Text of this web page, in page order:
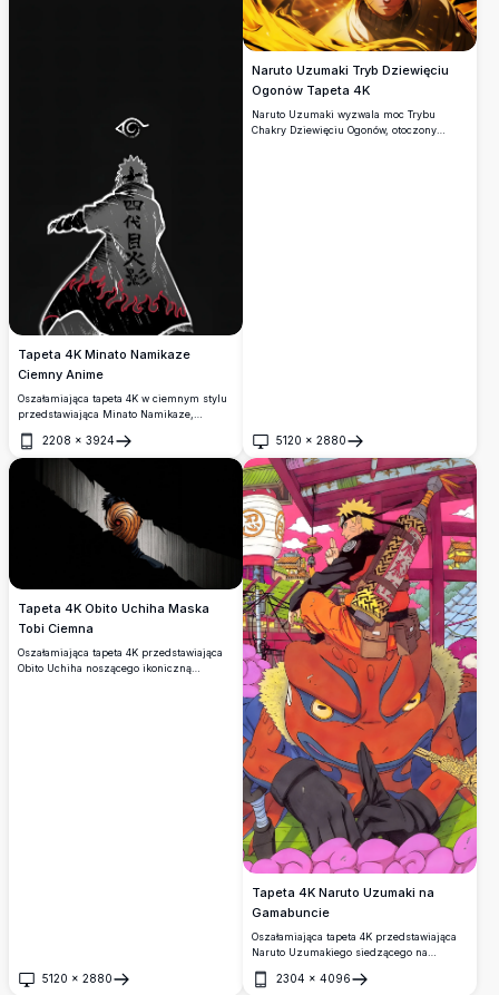
Tapeta 4K Minato Namikaze
Ciemny Anime
Oszałamiająca tapeta 4K w ciemnym stylu
przedstawiająca Minato Namikaze,
jego kultowym płaszczu z ognistą
lamówką i inskrypcją Kanji, na tle
głębokiej czerni z symbolem Wioski
Ukrytego Liścia.
2208 × 3924
Otwórz
Naruto Uzumaki Tryb Dziewięciu
Ogonów Tapeta 4K
Naruto Uzumaki wyzwala moc Trybu
Chakry Dziewięciu Ogonów, otoczony
5120 × 2880
Otwórz
Tapeta 4K Obito Uchiha Maska
Tobi Ciemna
Oszałamiająca tapeta 4K przedstawiająca
Obito Uchiha noszącego ikoniczną
5120 × 2880
Otwórz
Tapeta 4K Naruto Uzumaki na
Gamabuncie
Oszałamiająca tapeta 4K przedstawiająca
Naruto Uzumakiego siedzącego na
tętniącej życiem, kolorowej japońskiej
2304 × 4096
Otwórz